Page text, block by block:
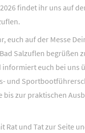
findet ihr uns auf
euch auf der Messe
Salzuflen begrüßen
euch bei uns
und
bis zur praktischen
Rat und Tat zur Seite